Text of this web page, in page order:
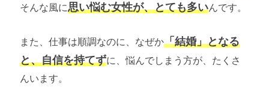
そんな風に思い悩む女性が、とても多いんです。
また、仕事は順調なのに、なぜか「結婚」となる
と、自信を持てずに、悩んでしまう方が、たくさ
んいます。